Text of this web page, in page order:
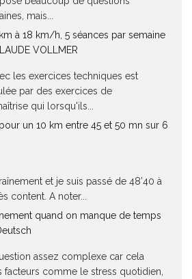
mais...
à 18 km/h, 5 séances par semaine
VOLLMER
les exercices techniques est
par des exercices de
qui lorsqu'ils...
un 10 km entre 45 et 50 mn sur 6
et je suis passé de 48’40 à
content. A noter...
quand on manque de temps
assez complexe car cela
comme le stress quotidien,